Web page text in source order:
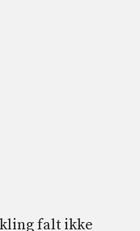
falt ikke